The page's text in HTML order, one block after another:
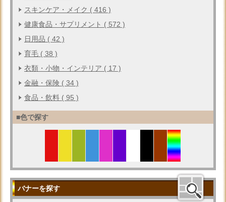
スキンケア・メイク ( 416 )
健康食品・サプリメント ( 572 )
日用品 ( 42 )
育毛 ( 38 )
衣類・小物・インテリア ( 17 )
金融・保険 ( 34 )
食品・飲料 ( 95 )
■色で探す
バナーを探す